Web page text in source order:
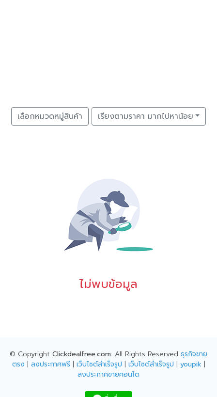
เลือกหมวดหมู่สินค้า เรียงตามราคา มากไปหาน้อย
ไม่พบข้อมูล
© Copyright Clickdealfree.com. All Rights Reserved ธุรกิจขาย
ตรง | ลงประกาศฟรี| เว็บไซต์สำเร็จรูป | เว็บไซต์สำเร็จรูป | youpik |
ลงประกาศขายคอนโด